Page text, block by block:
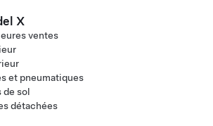
X
ventes
et pneumatiques
de sol
détachées